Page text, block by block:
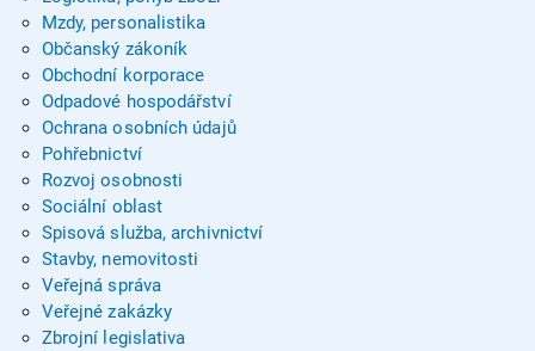
Mzdy, personalistika
Občanský zákoník
Obchodní korporace
Odpadové hospodářství
Ochrana osobních údajů
Pohřebnictví
Rozvoj osobnosti
Sociální oblast
Spisová služba, archivnictví
Stavby, nemovitosti
Veřejná správa
Veřejné zakázky
Zbrojní legislativa